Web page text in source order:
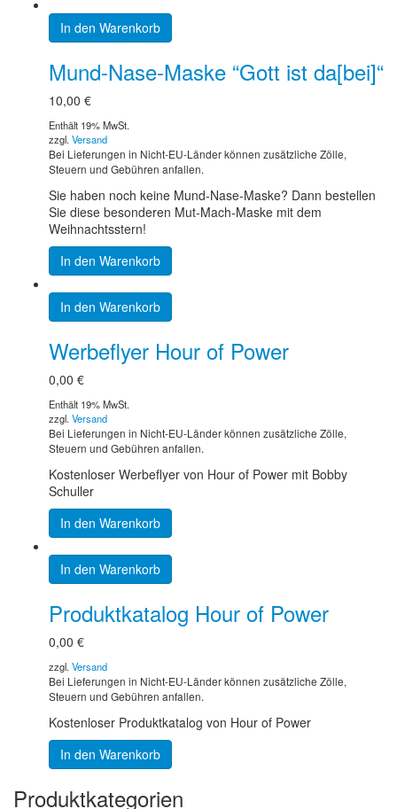
In den Warenkorb
Mund-Nase-Maske “Gott ist da[bei]“
10,00 €
Enthält 19% MwSt.
zzgl. Versand
Bei Lieferungen in Nicht-EU-Länder können zusätzliche Zölle,
Steuern und Gebühren anfallen.
Sie haben noch keine Mund-Nase-Maske? Dann bestellen
Sie diese besonderen Mut-Mach-Maske mit dem
Weihnachtsstern!
In den Warenkorb
In den Warenkorb
Werbeflyer Hour of Power
0,00 €
Enthält 19% MwSt.
zzgl. Versand
Bei Lieferungen in Nicht-EU-Länder können zusätzliche Zölle,
Steuern und Gebühren anfallen.
Kostenloser Werbeflyer von Hour of Power mit Bobby
Schuller
In den Warenkorb
In den Warenkorb
Produktkatalog Hour of Power
0,00 €
zzgl. Versand
Bei Lieferungen in Nicht-EU-Länder können zusätzliche Zölle,
Steuern und Gebühren anfallen.
Kostenloser Produktkatalog von Hour of Power
In den Warenkorb
Produktkategorien